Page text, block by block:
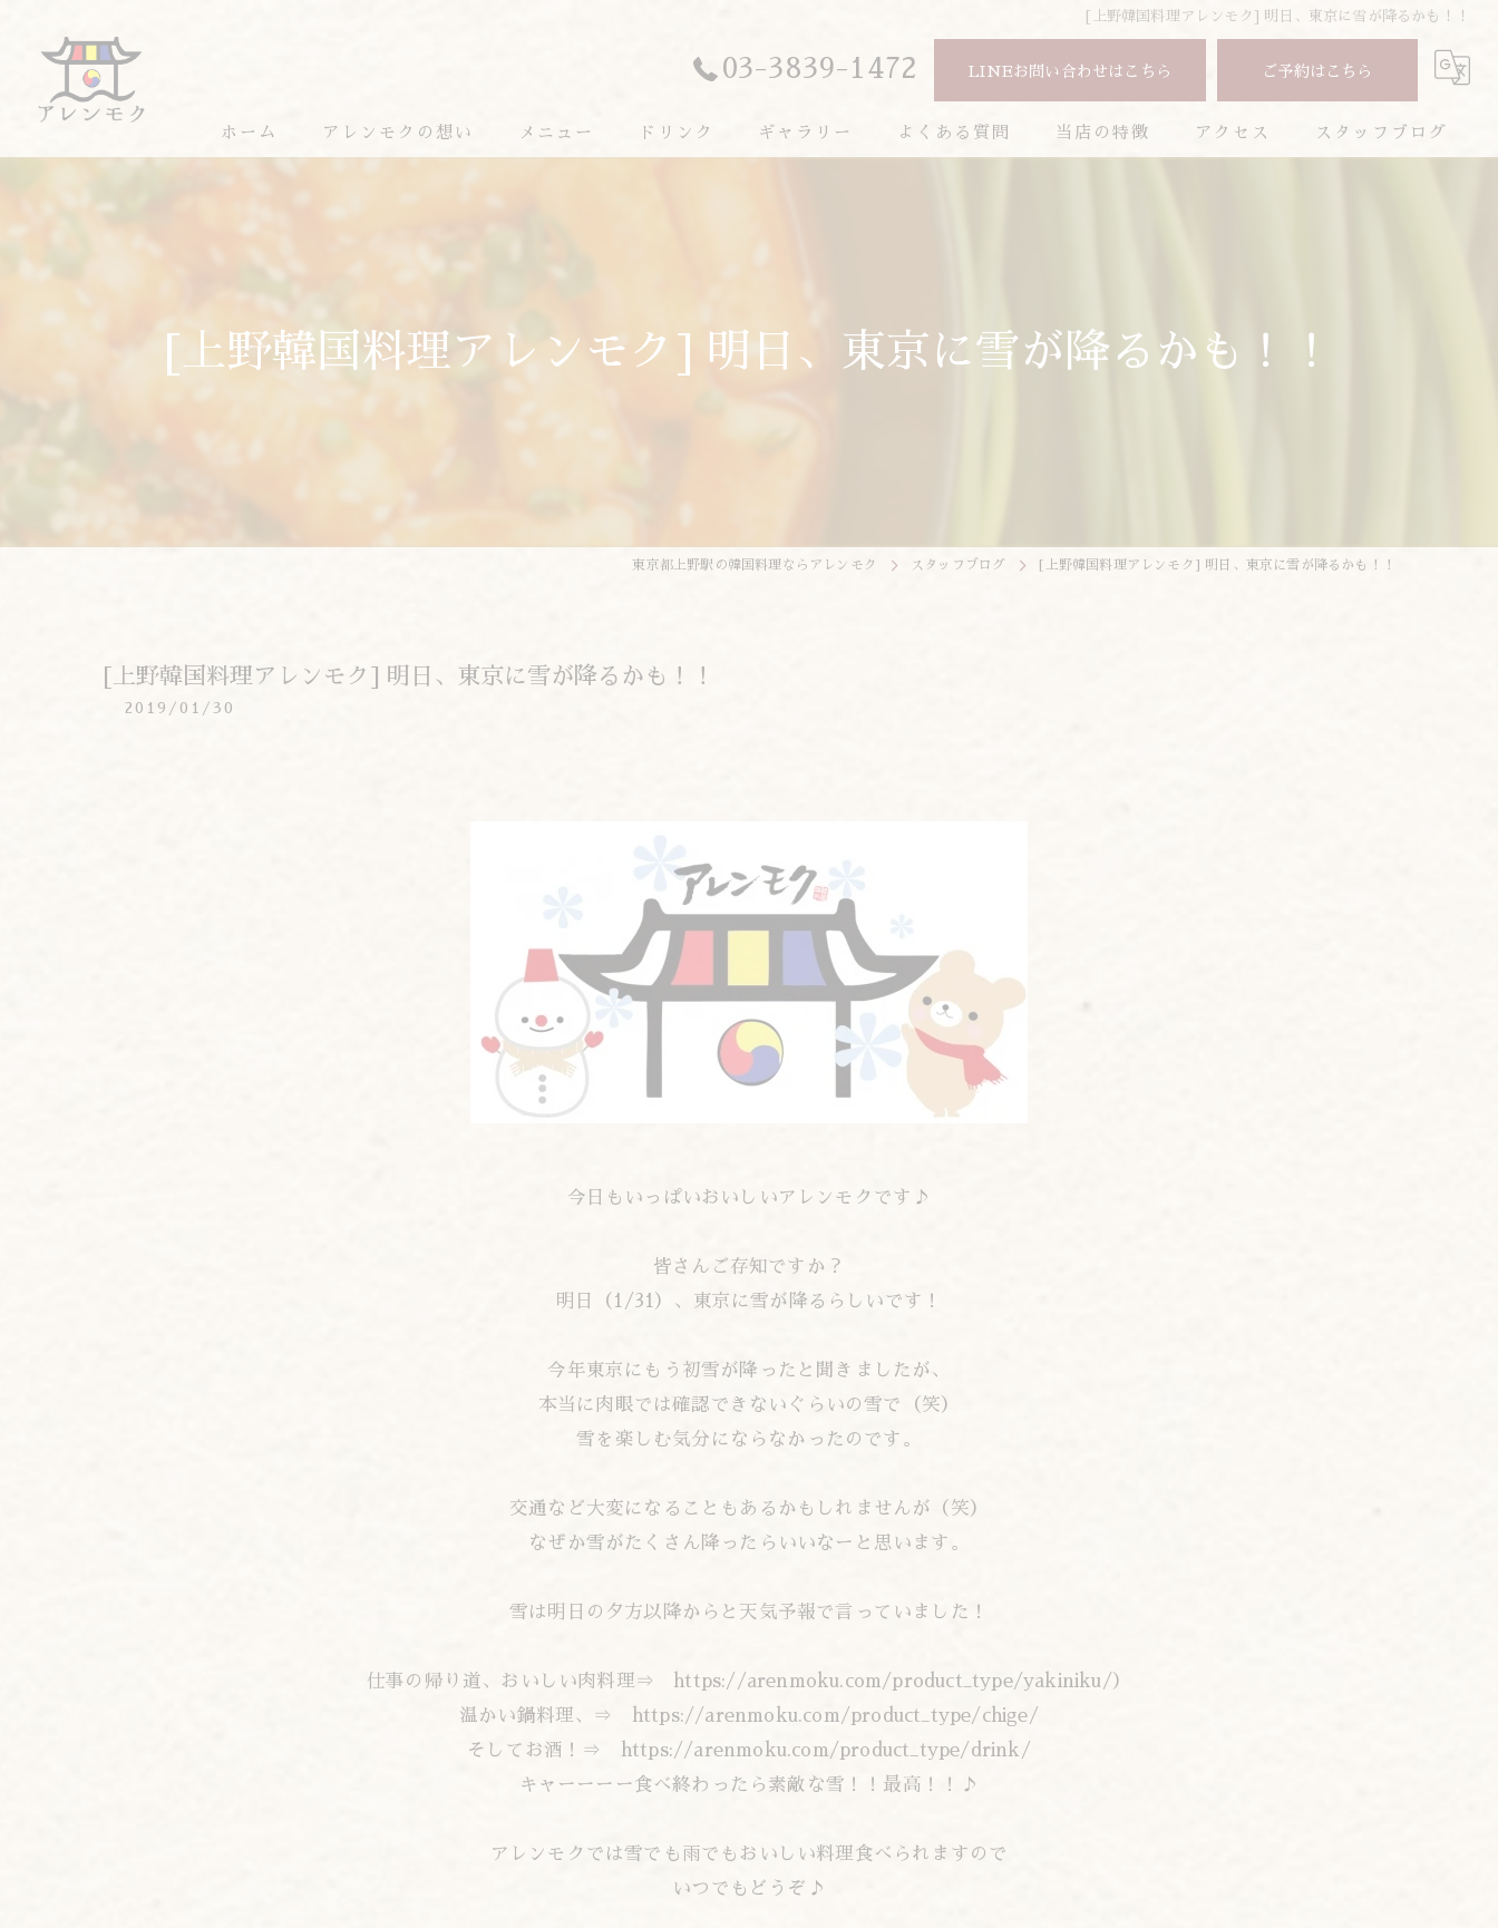
[上野韓国料理アレンモク] 明日、東京に雪が降るかも！！
03-3839-1472 LINEお問い合わせはこちら ご予約はこちら
ホーム アレンモクの想い メニュー ドリンク ギャラリー よくある質問 当店の特徴
ランチ
アクセス スタッフブログ
[上野韓国料理アレンモク] 明日、東京に雪が降るかも！！
東京都上野駅の韓国料理ならアレンモク スタッフブログ [上野韓国料理アレンモク] 明日、東京に雪が降るかも！！
[上野韓国料理アレンモク] 明日、東京に雪が降るかも！！
2019/01/30
今日もいっぱいおいしいアレンモクです♪
皆さんご存知ですか？
明日（1/31）、東京に雪が降るらしいです！
今年東京にもう初雪が降ったと聞きましたが、
本当に肉眼では確認できないぐらいの雪で（笑）
雪を楽しむ気分にならなかったのです。
交通など大変になることもあるかもしれませんが（笑）
なぜか雪がたくさん降ったらいいなーと思います。
雪は明日の夕方以降からと天気予報で言っていました！
仕事の帰り道、おいしい肉料理⇒ https://arenmoku.com/product_type/yakiniku/）
温かい鍋料理、⇒ https://arenmoku.com/product_type/chige/
そしてお酒！⇒ https://arenmoku.com/product_type/drink/
キャーーーー食べ終わったら素敵な雪！！最高！！♪
アレンモクでは雪でも雨でもおいしい料理食べられますので
いつでもどうぞ♪